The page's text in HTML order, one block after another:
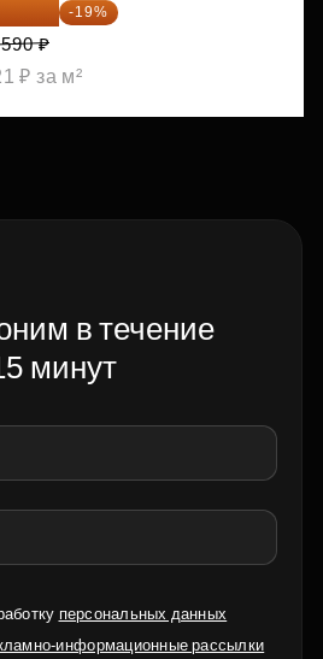
338 ₽ -19%
₽
₽ за м²
в течение
минут
персональных данных
информационные рассылки